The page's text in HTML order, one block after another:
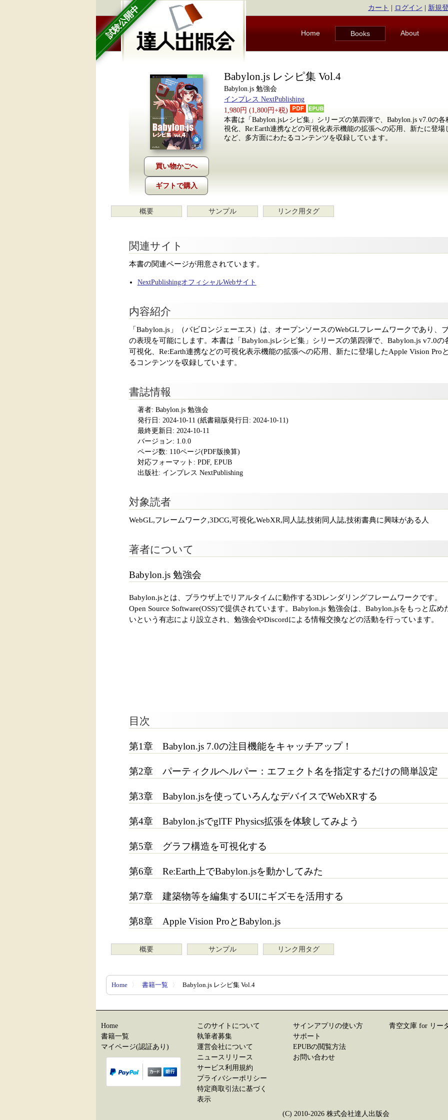
試験公開中 カート ログイン 新規
Home Books About
ギフトで購入
Babylon.js レシピ集 Vol.4
Babylon.js 勉強会
インプレス NextPublishing
1,980円 (1,800円+税)
本書は「Babylon.jsレシピ集」シリーズの第四弾で、Babylon.js v7.0の
視化、Re:Earth連携などの可視化表示機能の拡張への応用、新たに登場
など、多方面にわたるコンテンツを収録しています。
概要 サンプル リンク用タグ
関連サイト
本書の関連ページが用意されています。
NextPublishingオフィシャルWebサイト
内容紹介
「Babylon.js」（バビロンジェーエス）は、オープンソースのWebGLフレームワークであり、
の表現を可能にします。本書は「Babylon.jsレシピ集」シリーズの第四弾で、Babylon.js v7.0
可視化、Re:Earth連携などの可視化表示機能の拡張への応用、新たに登場したApple Vision Pro
るコンテンツを収録しています。
書誌情報
著者: Babylon.js 勉強会
発行日: 2024-10-11 (紙書籍版発行日: 2024-10-11)
最終更新日: 2024-10-11
バージョン: 1.0.0
ページ数: 110ページ(PDF版換算)
対応フォーマット: PDF, EPUB
出版社: インプレス NextPublishing
対象読者
WebGL,フレームワーク,3DCG,可視化,WebXR,同人誌,技術同人誌,技術書典に興味がある人
著者について
Babylon.js 勉強会
Babylon.jsとは、ブラウザ上でリアルタイムに動作する3Dレンダリングフレームワークです。
Open Source Software(OSS)で提供されています。Babylon.js 勉強会は、Babylon.jsをもっと広め
いという有志により設立され、勉強会やDiscordによる情報交換などの活動を行っています。
目次
第1章 Babylon.js 7.0の注目機能をキャッチアップ！
第2章 パーティクルヘルパー：エフェクト名を指定するだけの簡単設定
第3章 Babylon.jsを使っていろんなデバイスでWebXRする
第4章 Babylon.jsでglTF Physics拡張を体験してみよう
第5章 グラフ構造を可視化する
第6章 Re:Earth上でBabylon.jsを動かしてみた
第7章 建築物等を編集するUIにギズモを活用する
第8章 Apple Vision ProとBabylon.js
概要 サンプル リンク用タグ
Home 〉 書籍一覧 〉 Babylon.js レシピ集 Vol.4
Home
書籍一覧
マイページ(認証あり)
このサイトについて
執筆者募集
運営会社について
ニュースリリース
サービス利用規約
プライバシーポリシー
特定商取引法に基づく
表示
サインアプリの使い方
サポート
EPUBの閲覧方法
お問い合わせ
青空文庫 for リー
(C) 2010-2026 株式会社達人出版会